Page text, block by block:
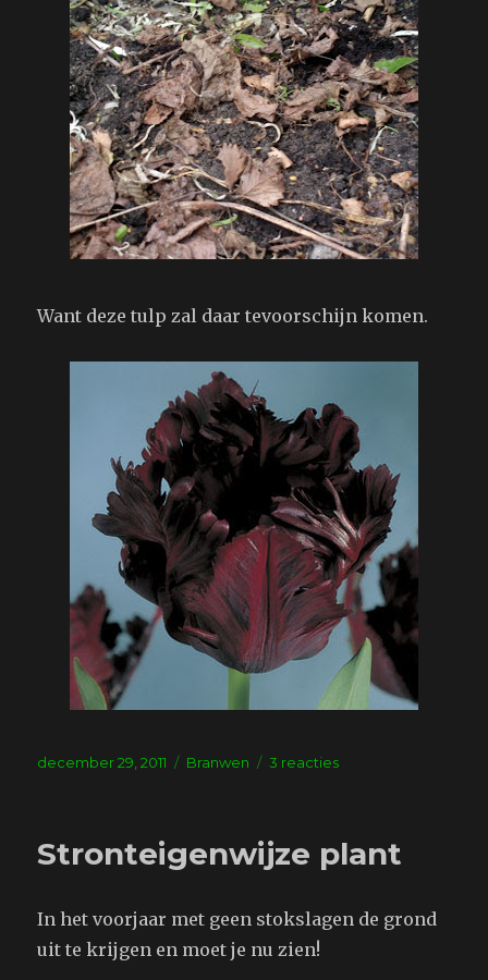
Want deze tulp zal daar tevoorschijn komen.
Geplaatst
december 29, 2011 Tags
Branwen 3 reactiesop
Stronteigenwijze plant
In het voorjaar met geen stokslagen de grond
uit te krijgen en moet je nu zien!